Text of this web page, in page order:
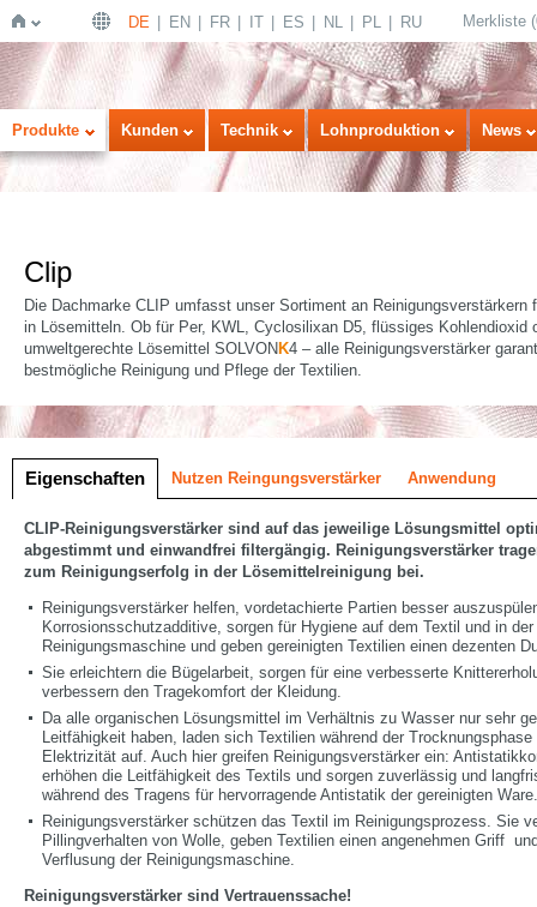
Startseite
DE EN FR IT ES NL PL RU Merkliste (
Produkte Kunden Technik Lohnproduktion News
Clip
Die Dachmarke CLIP umfasst unser Sortiment an Reinigungsverstärkern
in Lösemitteln. Ob für Per, KWL, Cyclosilixan D5, flüssiges Kohlendioxid
umweltgerechte Lösemittel SOLVON K4 – alle Reinigungsverstärker
bestmögliche Reinigung und Pflege der Textilien.
Eigenschaften Nutzen Reingungsverstärker Anwendung
CLIP-Reinigungsverstärker sind auf das jeweilige Lösungsmittel
abgestimmt und einwandfrei filtergängig. Reinigungsverstärker
zum Reinigungserfolg in der Lösemittelreinigung bei.
Reinigungsverstärker helfen, vordetachierte Partien besser
Korrosionsschutzadditive, sorgen für Hygiene auf dem Textil und in der
Reinigungsmaschine und geben gereinigten Textilien einen dezenten
Sie erleichtern die Bügelarbeit, sorgen für eine verbesserte
verbessern den Tragekomfort der Kleidung.
Da alle organischen Lösungsmittel im Verhältnis zu Wasser nur sehr
Leitfähigkeit haben, laden sich Textilien während der
Elektrizität auf. Auch hier greifen Reinigungsverstärker ein:
erhöhen die Leitfähigkeit des Textils und sorgen zuverlässig und
während des Tragens für hervorragende Antistatik der gereinigten Ware.
Reinigungsverstärker schützen das Textil im Reinigungsprozess. Sie
Pillingverhalten von Wolle, geben Textilien einen angenehmen Griff
Verflusung der Reinigungsmaschine.
Reinigungsverstärker sind Vertrauenssache!